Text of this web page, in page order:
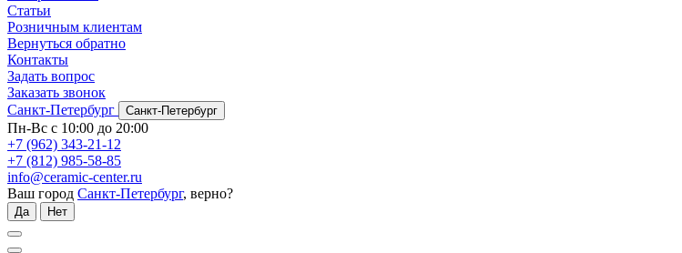
Статьи
Розничным клиентам
Вернуться обратно
Контакты
Задать вопрос
Заказать звонок
Санкт-Петербург
Санкт-Петербург
Пн-Вс с 10:00 до 20:00
+7 (962) 343-21-12
+7 (812) 985-58-85
info@ceramic-center.ru
Ваш город Санкт-Петербург, верно?
Да Нет